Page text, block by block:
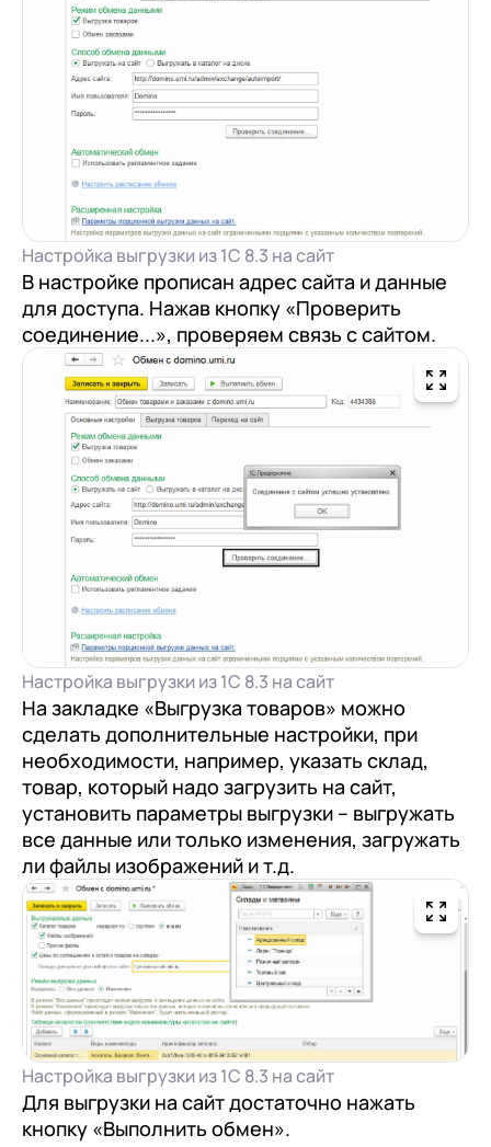
Настройка выгрузки из 1С 8.3 на сайт
В настройке прописан адрес сайта и данные
для доступа. Нажав кнопку «Проверить
соединение...», проверяем связь с сайтом.
Настройка выгрузки из 1С 8.3 на сайт
На закладке «Выгрузка товаров» можно
сделать дополнительные настройки, при
необходимости, например, указать склад,
товар, который надо загрузить на сайт,
установить параметры выгрузки – выгружать
все данные или только изменения, загружать
ли файлы изображений и т.д.
Настройка выгрузки из 1С 8.3 на сайт
Для выгрузки на сайт достаточно нажать
кнопку «Выполнить обмен».